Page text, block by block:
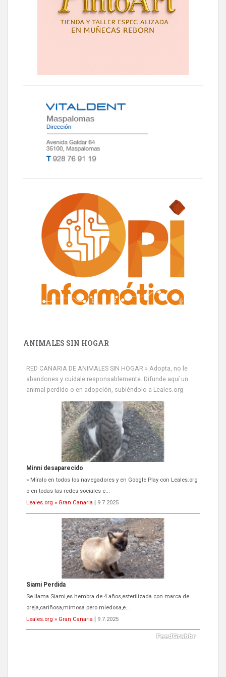
ANIMALES SIN HOGAR
RED CANARIA DE ANIMALES SIN HOGAR » Adopta, no le
abandones y cuídale responsablemente. Difunde aquí un
animal perdido o en adopción, subiéndolo a Leales.org
Minni desaparecido
» Míralo en todos los navegadores y en Google Play con Leales.org
o en todas las redes sociales c...
Leales.org » Gran Canaria
9.7.2025
Siami Perdida
Se llama Siami,es hembra de 4 años,esterilizada con marca de
oreja,cariñosa,mimosa pero miedosa,e...
Leales.org » Gran Canaria
9.7.2025